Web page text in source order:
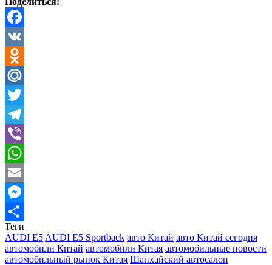
Facebook
VK
Odnoklassniki
Mail.Ru
Twitter
Telegram
Viber
WhatsApp
Email
Messenger
Отправить
Теги
AUDI E5 AUDI E5 Sportback авто Китай авто Китай сегодня
автомобили Китай автомобили Китая автомобильные новости
автомобильный рынок Китая Шанхайский автосалон